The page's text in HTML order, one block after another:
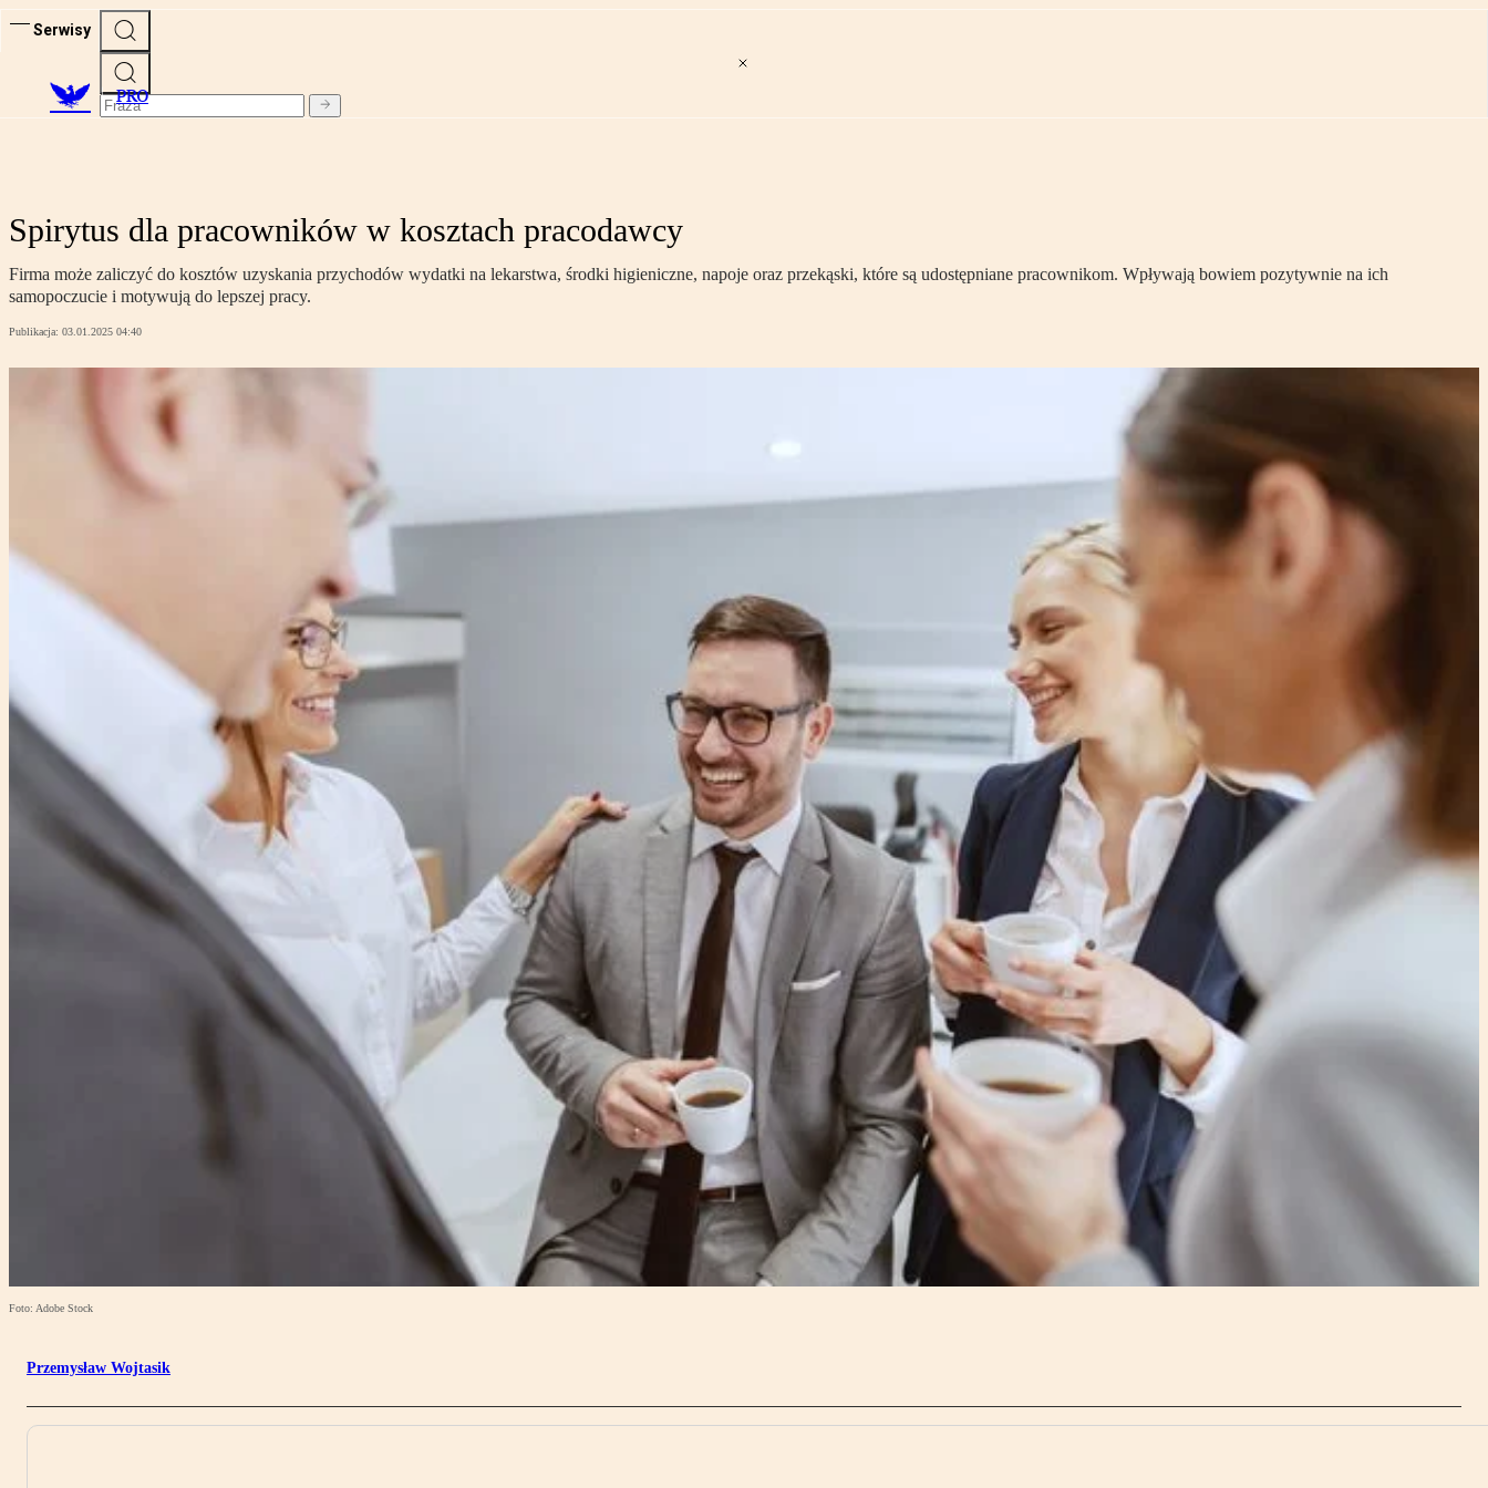
Serwisy
PRO
Spirytus dla pracowników w kosztach pracodawcy
Firma może zaliczyć do kosztów uzyskania przychodów wydatki na lekarstwa, środki higieniczne, napoje oraz przekąski, które są udostępniane pracownikom. Wpływają bowiem pozytywnie na ich
samopoczucie i motywują do lepszej pracy.
Publikacja: 03.01.2025 04:40
Foto: Adobe Stock
Przemysław Wojtasik